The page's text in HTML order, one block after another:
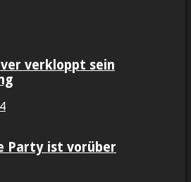
verkloppt sein
4
Party ist vorüber